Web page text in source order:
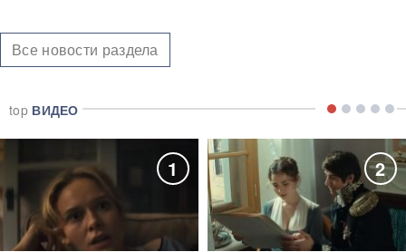
Все новости раздела
top ВИДЕО
1 2